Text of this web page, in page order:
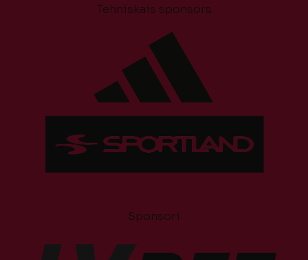
Tehniskais sponsors
Sponsori